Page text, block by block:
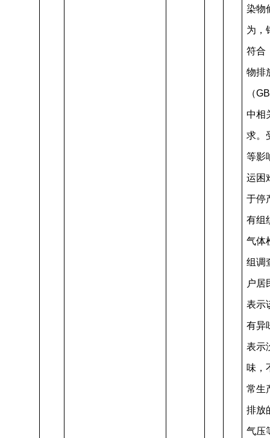
染物
为，
符合
物排
（
中相
求。
等影
运困
于停
有组
气体
组调
户居
表示
有异
表示
味，
常生
排放
气压